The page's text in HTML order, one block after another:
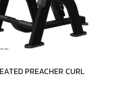
PREACHER CURL